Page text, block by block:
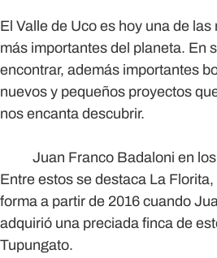
El Valle de Uco es hoy una de
más importantes del planeta. En
encontrar, además importantes
nuevos y pequeños proyectos
nos encanta descubrir.
Juan Franco Badaloni en
Entre estos se destaca La
forma a partir de 2016 cuando
adquirió una preciada finca de
Tupungato.